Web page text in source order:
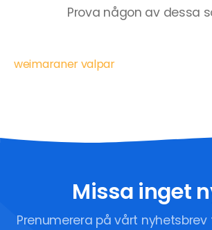
Prova någon av dessa
weimaraner valpar
Missa inget
Prenumerera på vårt